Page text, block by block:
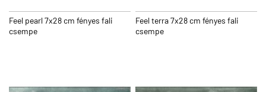
Feel pearl 7x28 cm fényes fali
csempe
Feel terra 7x28 cm fényes fali
csempe